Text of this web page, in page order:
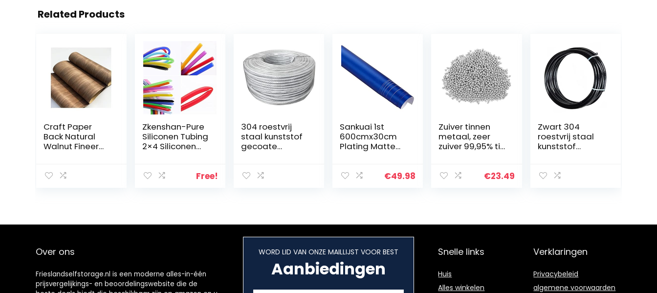
Related Products
Craft Paper
Back Natural
Walnut Fineer
keukenworkshop
Zkenshan-Pure
Siliconen Tubing
2×4 Siliconen
Rubber
Free!
304 roestvrij
staal kunststof
gecoate
diameter 1,5
Sankuai 1st
600cmx30cm
Plating Matte
Wrapping
€49.98
Zuiver tinnen
metaal, zeer
zuiver 99,95% tin
100 g/3,5 oz,€23.49
Zwart 304
roestvrij staal
kunststof
touw, 7×7
m…
Over ons
Frieslandselfstorage.nl is een moderne alles-in-één
prijsvergelijkings- en beoordelingswebsite die de
WORD LID VAN ONZE MAILLIJST VOOR BEST
Aanbiedingen
Snelle links
Huis
Alles winkelen
Verklaringen
Privacybeleid
algemene voorwaarden